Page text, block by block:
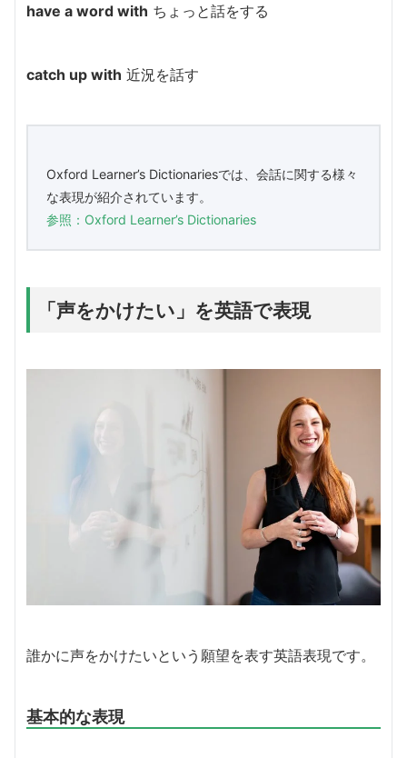
have a word with ちょっと話をする
catch up with 近況を話す
Oxford Learner’s Dictionariesでは、会話に関する様々
な表現が紹介されています。
参照：Oxford Learner’s Dictionaries
「声をかけたい」を英語で表現
誰かに声をかけたいという願望を表す英語表現です。
基本的な表現